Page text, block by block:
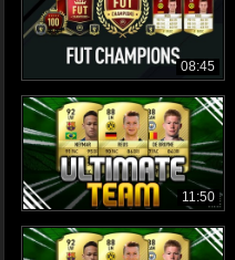
08:45
11:50